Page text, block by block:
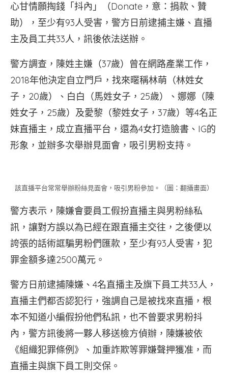
心甘情願掏錢「抖內」（Donate，意：捐款、贊
助），至少有93人受害，警方日前逮捕主嫌、直播
主及員工共33人，訊後依法送辦。
警方調查，陳姓主嫌（37歲）曾在網路產業工作，
2018年他決定自立門戶，找來暱稱林萌（林姓女
子，20歲）、白白（馬姓女子，25歲）、娜娜（陳
姓女子，25歲）及愛黎（黎姓女子，37歲）等4名正
妹直播主，成立直播平台，還為4女打造臉書、IG的
形象，並辦多次舉辦見面會，吸引男粉支持。
該直播平台常常舉辦粉絲見面會，吸引男粉參加。（圖：翻攝畫面）
警方表示，陳嫌會要員工假扮直播主與男粉絲私
訊，讓對方誤以為已經在跟直播主交往，之後便以
誇張的話術誆騙男粉們匯款，至少有93人受害，犯
罪金額多達2500萬元。
警方日前逮捕陳嫌、4名直播主及旗下員工共33人，
直播主們都否認犯行，強調自己是被找來直播，根
本不知道小編假扮他們私訊，也不曾要求男粉抖
內，警方訊後將一夥人移送檢方偵辦，陳嫌被依
《組織犯罪條例》、加重詐欺等罪嫌聲押獲准，而
直播主與旗下員工則交保。